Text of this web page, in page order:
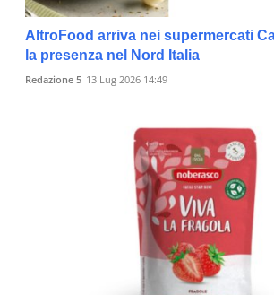
AltroFood arriva nei supermercati
la presenza nel Nord Italia
Redazione 5 13 Lug 2026 14:49